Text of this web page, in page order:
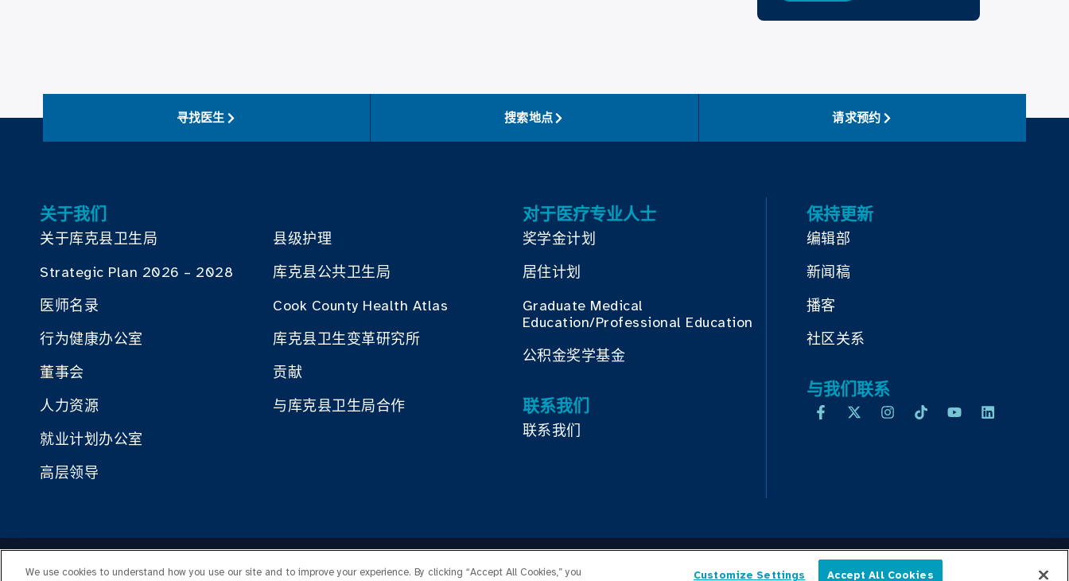
寻找医生 搜索地点 请求预约
关于我们
关于库克县卫生局
Strategic Plan 2026 – 2028
医师名录
行为健康办公室
董事会
人力资源
就业计划办公室
高层领导
县级护理
库克县公共卫生局
Cook County Health Atlas
库克县卫生变革研究所
贡献
与库克县卫生局合作
对于医疗专业人士
奖学金计划
居住计划
Graduate Medical
Education/Professional Education
公积金奖学基金
联系我们
联系我们
保持更新
编辑部
新闻稿
播客
社区关系
与我们联系
We use cookies to understand how you use our site and to improve your experience. By clicking “Accept All Cookies,” you Customize Settings Accept All Cookies